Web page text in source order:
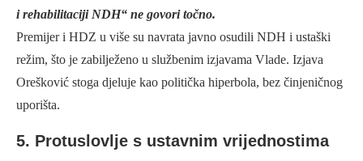
i rehabilitaciji NDH“ ne govori točno.
Premijer i HDZ u više su navrata javno osudili NDH i ustaški
režim, što je zabilježeno u službenim izjavama Vlade. Izjava
Orešković stoga djeluje kao politička hiperbola, bez činjeničnog
uporišta.
5. Protuslovlje s ustavnim vrijednostima